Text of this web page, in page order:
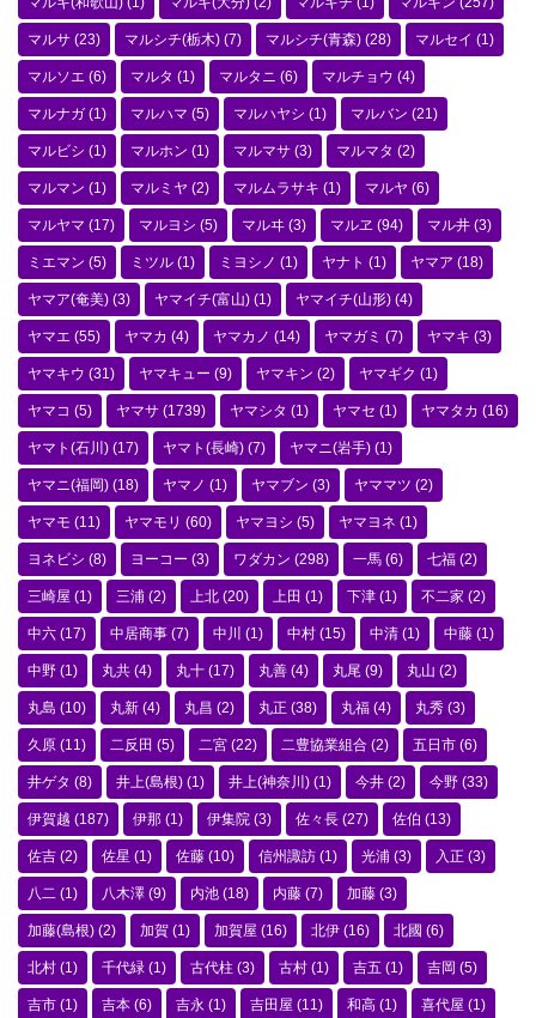
マルサ (23) マルシチ(栃木) (7) マルシチ(青森) (28) マルセイ (1)
マルソエ (6) マルタ (1) マルタニ (6) マルチョウ (4)
マルナガ (1) マルハマ (5) マルハヤシ (1) マルバン (21)
マルビシ (1) マルホン (1) マルマサ (3) マルマタ (2)
マルマン (1) マルミヤ (2) マルムラサキ (1) マルヤ (6)
マルヤマ (17) マルヨシ (5) マルヰ (3) マルヱ (94) マル井 (3)
ミエマン (5) ミツル (1) ミヨシノ (1) ヤナト (1) ヤマア (18)
ヤマア(奄美) (3) ヤマイチ(富山) (1) ヤマイチ(山形) (4)
ヤマエ (55) ヤマカ (4) ヤマカノ (14) ヤマガミ (7) ヤマキ (3)
ヤマキウ (31) ヤマキュー (9) ヤマキン (2) ヤマギク (1)
ヤマコ (5) ヤマサ (1739) ヤマシタ (1) ヤマセ (1) ヤマタカ (16)
ヤマト(石川) (17) ヤマト(長崎) (7) ヤマニ(岩手) (1)
ヤマニ(福岡) (18) ヤマノ (1) ヤマブン (3) ヤママツ (2)
ヤマモ (11) ヤマモリ (60) ヤマヨシ (5) ヤマヨネ (1)
ヨネビシ (8) ヨーコー (3) ワダカン (298) 一馬 (6) 七福 (2)
三崎屋 (1) 三浦 (2) 上北 (20) 上田 (1) 下津 (1) 不二家 (2)
中六 (17) 中居商事 (7) 中川 (1) 中村 (15) 中清 (1) 中藤 (1)
中野 (1) 丸共 (4) 丸十 (17) 丸善 (4) 丸尾 (9) 丸山 (2)
丸島 (10) 丸新 (4) 丸昌 (2) 丸正 (38) 丸福 (4) 丸秀 (3)
久原 (11) 二反田 (5) 二宮 (22) 二豊協業組合 (2) 五日市 (6)
井ゲタ (8) 井上(島根) (1) 井上(神奈川) (1) 今井 (2) 今野 (33)
伊賀越 (187) 伊那 (1) 伊集院 (3) 佐々長 (27) 佐伯 (13)
佐吉 (2) 佐星 (1) 佐藤 (10) 信州諏訪 (1) 光浦 (3) 入正 (3)
八二 (1) 八木澤 (9) 内池 (18) 内藤 (7) 加藤 (3)
加藤(島根) (2) 加賀 (1) 加賀屋 (16) 北伊 (16) 北國 (6)
北村 (1) 千代緑 (1) 古代柱 (3) 古村 (1) 吉五 (1) 吉岡 (5)
吉市 (1) 吉本 (6) 吉永 (1) 吉田屋 (11) 和高 (1) 喜代屋 (1)